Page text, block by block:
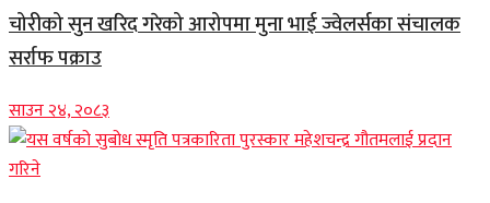
चोरीको सुन खरिद गरेको आरोपमा मुना भाई ज्वेलर्सका संचालक
सर्राफ पक्राउ
साउन २४, २०८३